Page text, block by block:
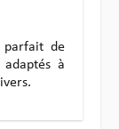
parfait de
à